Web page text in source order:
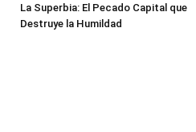
La Superbia: El Pecado Capital que
Destruye la Humildad